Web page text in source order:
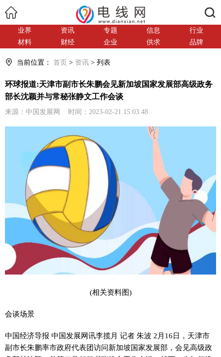
业界 资讯 专题 信息
行业
材料
财经 企业 供求 品牌
当前位置： 首页 > 资讯 > 列表
环球报道:天津市副市长朱鹏会见新加坡国家发展部高级政务
部长沈颖并与常秘张静文工作会谈
来源：中国发展网 时间：2023-02-21 15:03:48
(相关资料图)
会谈场景
中国经济导报 中国发展网讯李揽月 记者 朱波 2月16日，天津市
副市长朱鹏率市政府代表团访问新加坡国家发展部，会见高级政